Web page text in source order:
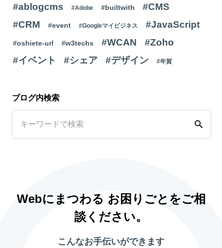
#ablogcms #Adobe #builtwith
#CMS
#CRM
#event #Googleマイビジネス #JavaScript
#oshiete-url #w3techs #WCAN
#Zoho
#イベント
#シェア #デザイン #年賀
ブログ内検索
Webにまつわる お困りごとをご相
談ください。
こんなお手伝いができます